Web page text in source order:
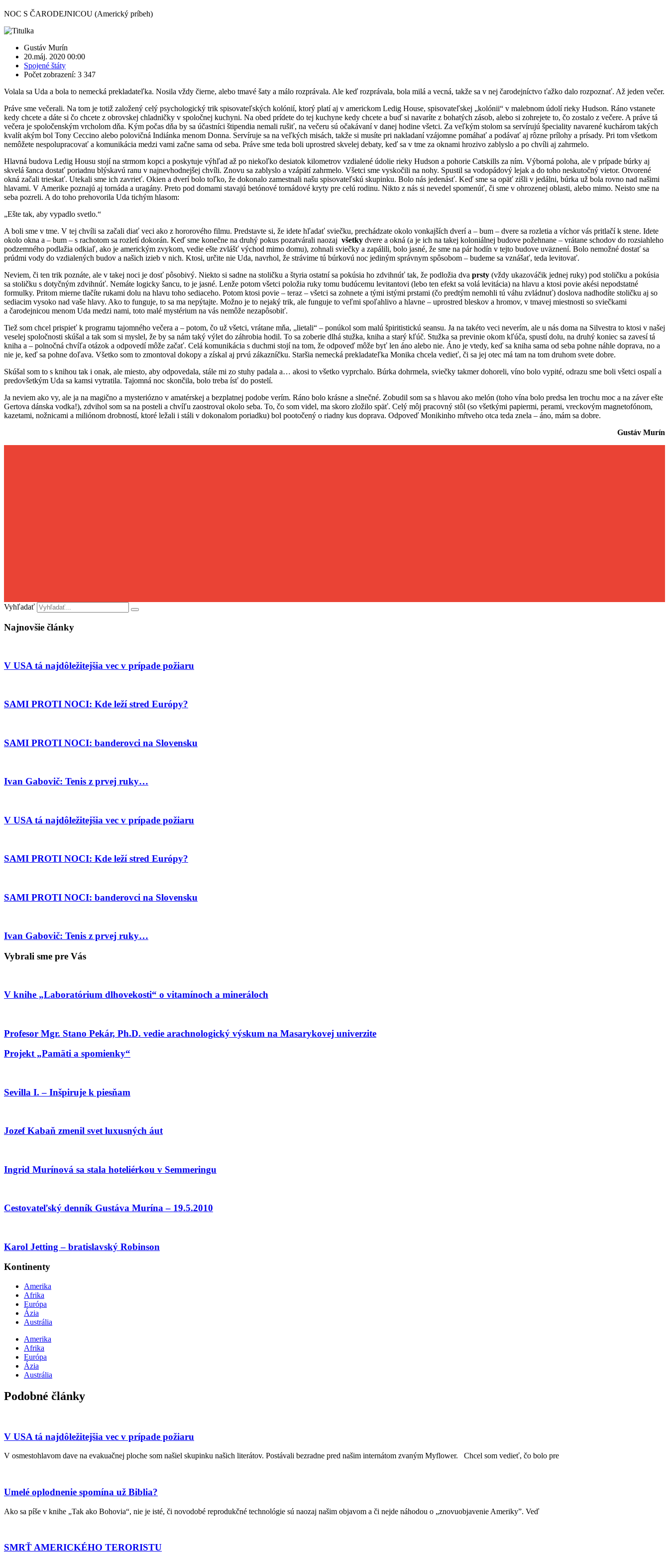
NOC S ČARODEJNICOU (Americký príbeh)
Gustáv Murín
20.máj. 2020 00:00
Spojené štáty
Počet zobrazení: 3 347
Volala sa Uda a bola to nemecká prekladateľka. Nosila vždy čierne, alebo tmavé šaty a málo rozprávala. Ale keď rozprávala, bola milá a vecná, takže sa v nej čarodejníctvo ťažko dalo rozpoznať. Až jeden večer.
Práve sme večerali. Na tom je totiž založený celý psychologický trik spisovateľských kolónií, ktorý platí aj v americkom Ledig House, spisovateľskej „kolónii“ v malebnom údolí rieky Hudson. Ráno vstanete
kedy chcete a dáte si čo chcete z obrovskej chladničky v spoločnej kuchyni. Na obed prídete do tej kuchyne kedy chcete a buď si navaríte z bohatých zásob, alebo si zohrejete to, čo zostalo z večere. A práve tá
večera je spoločenským vrcholom dňa. Kým počas dňa by sa účastníci štipendia nemali rušiť, na večeru sú očakávaní v danej hodine všetci. Za veľkým stolom sa servírujú špeciality navarené kuchárom takých
kvalít akým bol Tony Ceccino alebo polovičná Indiánka menom Donna. Servíruje sa na veľkých misách, takže si musíte pri nakladaní vzájomne pomáhať a podávať aj rôzne prílohy a prísady. Pri tom všetkom
nemôžete nespolupracovať a komunikácia medzi vami začne sama od seba. Práve sme teda boli uprostred skvelej debaty, keď sa v tme za oknami hrozivo zablyslo a po chvíli aj zahrmelo.
Hlavná budova Ledig Housu stojí na strmom kopci a poskytuje výhľad až po niekoľko desiatok kilometrov vzdialené údolie rieky Hudson a pohorie Catskills za ním. Výborná poloha, ale v prípade búrky aj
skvelá šanca dostať poriadnu blýskavú ranu v najnevhodnejšej chvíli. Znovu sa zablyslo a vzápätí zahrmelo. Všetci sme vyskočili na nohy. Spustil sa vodopádový lejak a do toho neskutočný vietor. Otvorené
okná začali trieskať. Utekali sme ich zavrieť. Okien a dverí bolo toľko, že dokonalo zamestnali našu spisovateľskú skupinku. Bolo nás jedenásť. Keď sme sa opäť zišli v jedálni, búrka už bola rovno nad našimi
hlavami. V Amerike poznajú aj tornáda a uragány. Preto pod domami stavajú betónové tornádové kryty pre celú rodinu. Nikto z nás si nevedel spomenúť, či sme v ohrozenej oblasti, alebo mimo. Neisto sme na
seba pozreli. A do toho prehovorila Uda tichým hlasom:
„Ešte tak, aby vypadlo svetlo.“
A boli sme v tme. V tej chvíli sa začali diať veci ako z hororového filmu. Predstavte si, že idete hľadať sviečku, prechádzate okolo vonkajších dverí a – bum – dvere sa rozletia a víchor vás pritlačí k stene. Idete
okolo okna a – bum – s rachotom sa rozletí dokorán. Keď sme konečne na druhý pokus pozatvárali naozaj všetky dvere a okná (a je ich na takej koloniálnej budove požehnane – vrátane schodov do rozsiahleho
podzemného podlažia odkiaľ, ako je americkým zvykom, vedie ešte zvlášť východ mimo domu), zohnali sviečky a zapálili, bolo jasné, že sme na pár hodín v tejto budove uväznení. Bolo nemožné dostať sa
prúdmi vody do vzdialených budov a našich izieb v nich. Ktosi, určite nie Uda, navrhol, že strávime tú búrkovú noc jediným správnym spôsobom – budeme sa vznášať, teda levitovať.
Neviem, či ten trik poznáte, ale v takej noci je dosť pôsobivý. Niekto si sadne na stoličku a štyria ostatní sa pokúsia ho zdvihnúť tak, že podložia dva prsty (vždy ukazováčik jednej ruky) pod stoličku a pokúsia
sa stoličku s dotyčným zdvihnúť. Nemáte logicky šancu, to je jasné. Lenže potom všetci položia ruky tomu budúcemu levitantovi (lebo ten efekt sa volá levitácia) na hlavu a ktosi povie akési nepodstatné
formulky. Pritom mierne tlačíte rukami dolu na hlavu toho sediaceho. Potom ktosi povie – teraz – všetci sa zohnete a tými istými prstami (čo predtým nemohli tú váhu zvládnuť) doslova nadhodíte stoličku aj so
sediacim vysoko nad vaše hlavy. Ako to funguje, to sa ma nepýtajte. Možno je to nejaký trik, ale funguje to veľmi spoľahlivo a hlavne – uprostred bleskov a hromov, v tmavej miestnosti so sviečkami
a čarodejnicou menom Uda medzi nami, toto malé mystérium na vás nemôže nezapôsobiť.
Tiež som chcel prispieť k programu tajomného večera a – potom, čo už všetci, vrátane mňa, „lietali“ – ponúkol som malú špiritistickú seansu. Ja na takéto veci neverím, ale u nás doma na Silvestra to ktosi v našej
veselej spoločnosti skúšal a tak som si myslel, že by sa nám taký výlet do záhrobia hodil. To sa zoberie dlhá stužka, kniha a starý kľúč. Stužka sa previnie okom kľúča, spustí dolu, na druhý koniec sa zavesí tá
kniha a – polnočná chvíľa otázok a odpovedí môže začať. Celá komunikácia s duchmi stojí na tom, že odpoveď môže byť len áno alebo nie. Áno je vtedy, keď sa kniha sama od seba pohne náhle doprava, no a
nie je, keď sa pohne doľava. Všetko som to zmontoval dokopy a získal aj prvú zákazníčku. Staršia nemecká prekladateľka Monika chcela vedieť, či sa jej otec má tam na tom druhom svete dobre.
Skúšal som to s knihou tak i onak, ale miesto, aby odpovedala, stále mi zo stuhy padala a… akosi to všetko vyprchalo. Búrka dohrmela, sviečky takmer dohoreli, víno bolo vypité, odrazu sme boli všetci ospalí a
predovšetkým Uda sa kamsi vytratila. Tajomná noc skončila, bolo treba ísť do postelí.
Ja neviem ako vy, ale ja na magično a mysteriózno v amatérskej a bezplatnej podobe verím. Ráno bolo krásne a slnečné. Zobudil som sa s hlavou ako melón (toho vína bolo predsa len trochu moc a na záver ešte
Gertova dánska vodka!), zdvihol som sa na posteli a chvíľu zaostroval okolo seba. To, čo som videl, ma skoro zložilo späť. Celý môj pracovný stôl (so všetkými papiermi, perami, vreckovým magnetofónom,
kazetami, nožnicami a miliónom drobností, ktoré ležali i stáli v dokonalom poriadku) bol pootočený o riadny kus doprava. Odpoveď Monikinho mŕtveho otca teda znela – áno, mám sa dobre.
Gustáv Murín
Vyhľadať
Najnovšie články
V USA tá najdôležitejšia vec v prípade požiaru
SAMI PROTI NOCI: Kde leží stred Európy?
SAMI PROTI NOCI: banderovci na Slovensku
Ivan Gabovič: Tenis z prvej ruky…
V USA tá najdôležitejšia vec v prípade požiaru
SAMI PROTI NOCI: Kde leží stred Európy?
SAMI PROTI NOCI: banderovci na Slovensku
Ivan Gabovič: Tenis z prvej ruky…
Vybrali sme pre Vás
V knihe „Laboratórium dlhovekosti“ o vitamínoch a mineráloch
Profesor Mgr. Stano Pekár, Ph.D. vedie arachnologický výskum na Masarykovej univerzite
Projekt „Pamäti a spomienky“
Sevilla I. – Inšpiruje k piesňam
Jozef Kabaň zmenil svet luxusných áut
Ingrid Murínová sa stala hoteliérkou v Semmeringu
Cestovateľský denník Gustáva Murína – 19.5.2010
Karol Jetting – bratislavský Robinson
Kontinenty
Amerika
Afrika
Európa
Ázia
Austrália
Amerika
Afrika
Európa
Ázia
Austrália
Podobné články
V USA tá najdôležitejšia vec v prípade požiaru
V osmestohlavom dave na evakuačnej ploche som našiel skupinku našich literátov. Postávali bezradne pred našim internátom zvaným Myflower. Chcel som vedieť, čo bolo pre
Umelé oplodnenie spomína už Biblia?
Ako sa píše v knihe „Tak ako Bohovia“, nie je isté, či novodobé reprodukčné technológie sú naozaj našim objavom a či nejde náhodou o „znovuobjavenie Ameriky”. Veď
SMRŤ AMERICKÉHO TERORISTU